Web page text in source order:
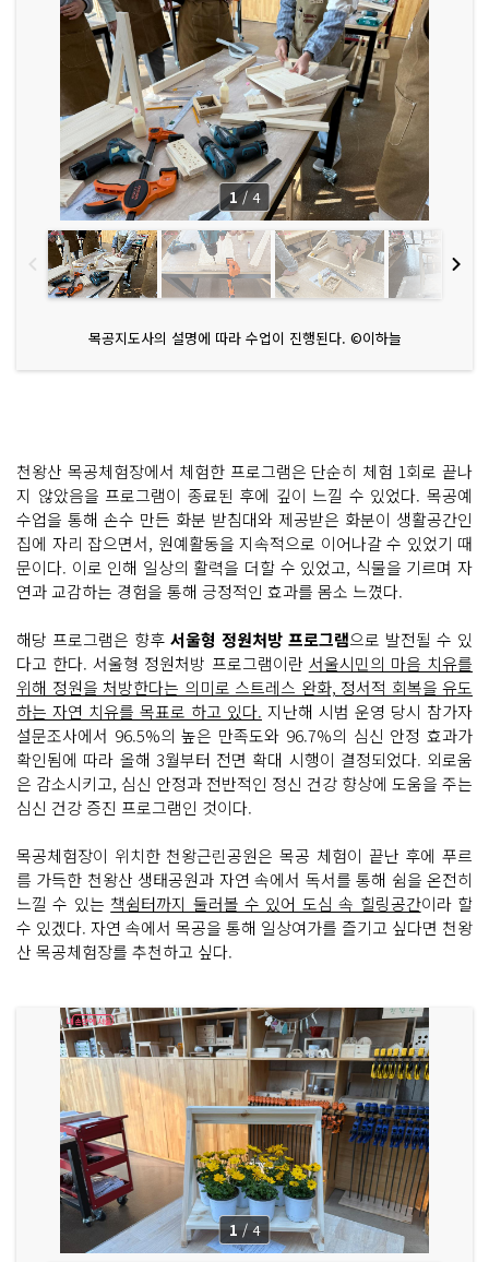
목공지도사의 설명에 따라 수업이 진행된다. ©이하늘
1 / 4
천왕산 목공체험장에서 체험한 프로그램은 단순히 체험 1회로 끝나
지 않았음을 프로그램이 종료된 후에 깊이 느낄 수 있었다. 목공예
수업을 통해 손수 만든 화분 받침대와 제공받은 화분이 생활공간인
집에 자리 잡으면서, 원예활동을 지속적으로 이어나갈 수 있었기 때
문이다. 이로 인해 일상의 활력을 더할 수 있었고, 식물을 기르며 자
연과 교감하는 경험을 통해 긍정적인 효과를 몸소 느꼈다.
해당 프로그램은 향후 서울형 정원처방 프로그램으로 발전될 수 있
다고 한다. 서울형 정원처방 프로그램이란 서울시민의 마음 치유를
위해 정원을 처방한다는 의미로 스트레스 완화, 정서적 회복을 유도
하는 자연 치유를 목표로 하고 있다. 지난해 시범 운영 당시 참가자
설문조사에서 96.5%의 높은 만족도와 96.7%의 심신 안정 효과가
확인됨에 따라 올해 3월부터 전면 확대 시행이 결정되었다. 외로움
은 감소시키고, 심신 안정과 전반적인 정신 건강 향상에 도움을 주는
심신 건강 증진 프로그램인 것이다.
목공체험장이 위치한 천왕근린공원은 목공 체험이 끝난 후에 푸르
름 가득한 천왕산 생태공원과 자연 속에서 독서를 통해 쉼을 온전히
느낄 수 있는 책쉼터까지 둘러볼 수 있어 도심 속 힐링공간이라 할
수 있겠다. 자연 속에서 목공을 통해 일상여가를 즐기고 싶다면 천왕
산 목공체험장를 추천하고 싶다.
1 / 4